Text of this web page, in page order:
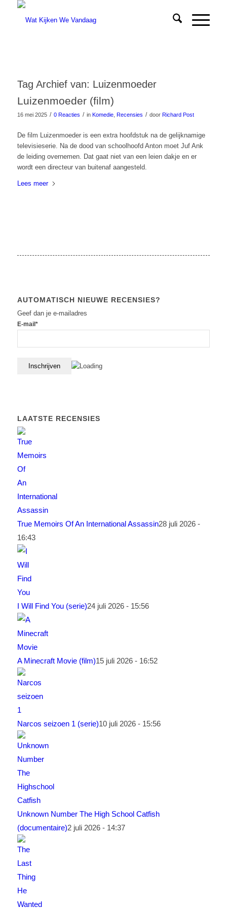
Tag Archief van: Luizenmoeder
Luizenmoeder (film)
16 mei 2025 / 0 Reacties / in Komedie, Recensies / door Richard Post
De film Luizenmoeder is een extra hoofdstuk na de gelijknamige
televisieserie. Na de dood van schoolhoofd Anton moet Juf Ank
de leiding overnemen. Dat gaat niet van een leien dakje en er
wordt een directeur van buitenaf aangesteld.
Lees meer
AUTOMATISCH NIEUWE RECENSIES?
Geef dan je e-mailadres
E-mail*
LAATSTE RECENSIES
True Memoirs Of An International Assassin28 juli 2026 -
16:43
I Will Find You (serie)24 juli 2026 - 15:56
A Minecraft Movie (film)15 juli 2026 - 16:52
Narcos seizoen 1 (serie)10 juli 2026 - 15:56
Unknown Number The High School Catfish
(documentaire)2 juli 2026 - 14:37